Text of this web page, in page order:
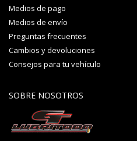
Medios de pago
Medios de envío
Preguntas frecuentes
Cambios y devoluciones
Consejos para tu vehículo
SOBRE NOSOTROS